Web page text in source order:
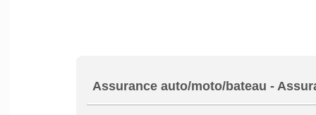
Assurance auto/moto/bateau -